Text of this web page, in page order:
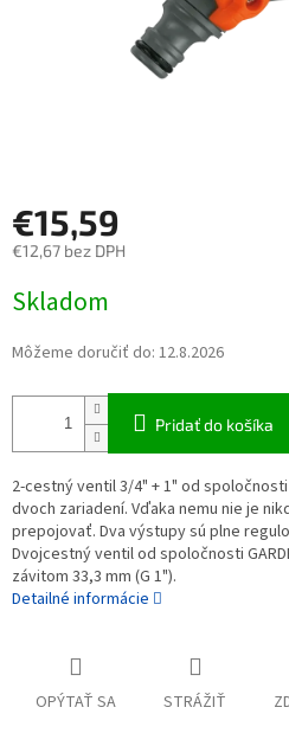
€15,59
€12,67 bez DPH
Skladom
Môžeme doručiť do: 12.8.2026
Pridať do košíka
2-cestný ventil 3/4" + 1" od spoločnosti
dvoch zariadení. Vďaka nemu nie je
prepojovať. Dva výstupy sú plne
Dvojcestný ventil od spoločnosti
závitom 33,3 mm (G 1").
Detailné informácie
OPÝTAŤ SA STRÁŽIŤ